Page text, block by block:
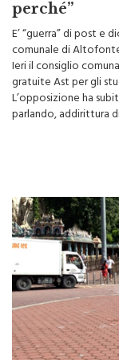
abbonamenti
perché”
E’ “guerra” di post e
comunale di Altofonte
Ieri il consiglio
gratuite Ast per gli
L’opposizione ha